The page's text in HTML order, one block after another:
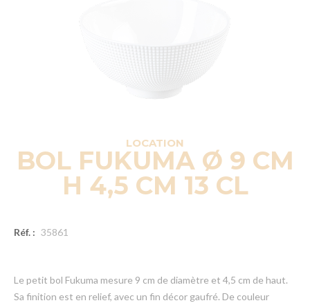
LOCATION
BOL FUKUMA Ø 9 CM
H 4,5 CM 13 CL
Réf. : 35861
Le petit bol Fukuma mesure 9 cm de diamètre et 4,5 cm de haut.
Sa finition est en relief, avec un fin décor gaufré. De couleur